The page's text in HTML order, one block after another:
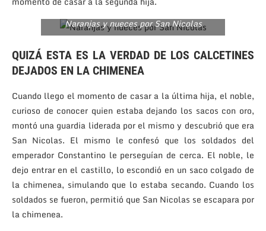
Naranjas y nueces por San Nicolas
QUIZÁ ESTA ES LA VERDAD DE LOS CALCETINES
DEJADOS EN LA CHIMENEA
Cuando llego el momento de casar a la última hija, el noble,
curioso de conocer quien estaba dejando los sacos con oro,
montó una guardia liderada por el mismo y descubrió que era
San Nicolas. El mismo le confesó que los soldados del
emperador Constantino le perseguían de cerca. El noble, le
dejo entrar en el castillo, lo escondió en un saco colgado de
la chimenea, simulando que lo estaba secando. Cuando los
soldados se fueron, permitió que San Nicolas se escapara por
la chimenea.